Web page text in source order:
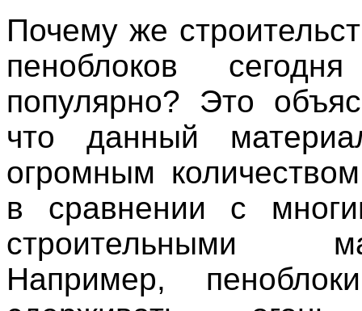
Почему же
пеноблоков
популярно? Это
что данный
огромным
в сравнении с
строительными
Например,